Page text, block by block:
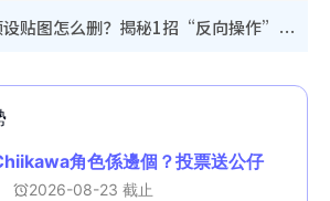
WhatsApp预设贴图怎么删？揭秘1招“反向操作”还原简洁界面 附3步实测教程